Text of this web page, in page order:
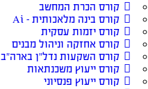
קורס הכרת המחשב
קורס בינה מלאכותית – Ai
קורס יזמות עסקית
קורס אחזקה וניהול מבנים
קורס השקעות נדל״ן בארה״ב
קורס ייעוץ משכנתאות
קורס ייעוץ פנסיוני